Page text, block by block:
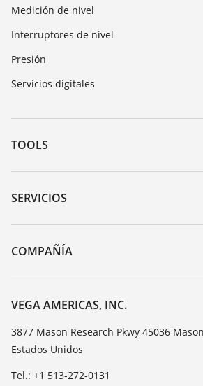
Medición de nivel
Interruptores de nivel
Presión
Servicios digitales
TOOLS
Zona de descarga
Búsqueda por número de serie
DTM Collection/PACTware
SERVICIOS
Devolución de instrumentos
Cursos de formacion
TeamViewer
COMPAÑÍA
Acerca de VEGA
Contacto
Notícias
Prensa
Blog
VEGA AMERICAS, INC.
3877 Mason Research Pkwy 45036
Estados Unidos
Tel.: +1 513-272-0131